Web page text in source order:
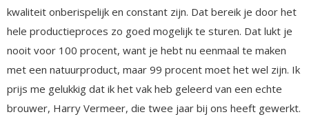
kwaliteit onberispelijk en constant zijn. Dat bereik je door het
hele productieproces zo goed mogelijk te sturen. Dat lukt je
nooit voor 100 procent, want je hebt nu eenmaal te maken
met een natuurproduct, maar 99 procent moet het wel zijn. Ik
prijs me gelukkig dat ik het vak heb geleerd van een echte
brouwer, Harry Vermeer, die twee jaar bij ons heeft gewerkt.